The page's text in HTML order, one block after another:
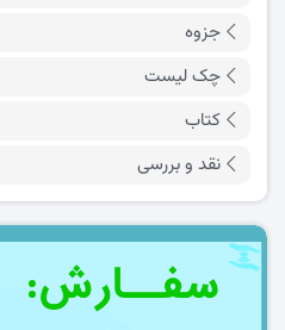
جزوه
چک لیست
کتاب
نقد و بررسی